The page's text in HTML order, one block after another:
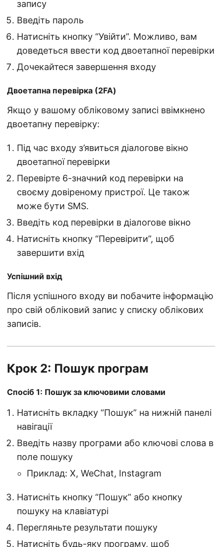
запису
Введіть пароль
Натисніть кнопку “Увійти”. Можливо, вам
доведеться ввести код двоетапної перевірки
Дочекайтеся завершення входу
Двоетапна перевірка (2FA)
Якщо у вашому обліковому записі ввімкнено
двоетапну перевірку:
Під час входу з’явиться діалогове вікно
двоетапної перевірки
Перевірте 6-значний код перевірки на
своєму довіреному пристрої. Це також
може бути SMS.
Введіть код перевірки в діалогове вікно
Натисніть кнопку “Перевірити”, щоб
завершити вхід
Успішний вхід
Після успішного входу ви побачите інформацію
про свій обліковий запис у списку облікових
записів.
Крок 2: Пошук програм
Спосіб 1: Пошук за ключовими словами
Натисніть вкладку “Пошук” на нижній панелі
навігації
Введіть назву програми або ключові слова в
поле пошуку
Приклад: X, WeChat, Instagram
Натисніть кнопку “Пошук” або кнопку
пошуку на клавіатурі
Перегляньте результати пошуку
Натисніть будь-яку програму, щоб